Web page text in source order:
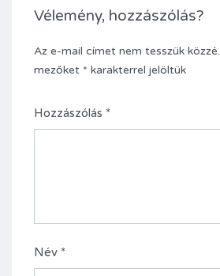
Vélemény, hozzászólás?
Az e-mail címet nem tesszük közzé.
mezőket * karakterrel jelöltük
Hozzászólás *
Név *